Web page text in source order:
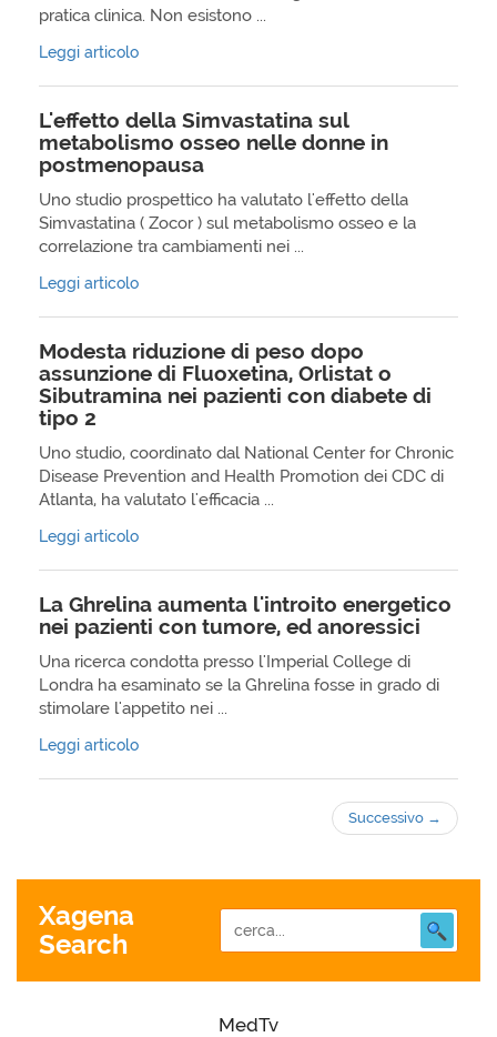
pratica clinica. Non esistono ...
Leggi articolo
L'effetto della Simvastatina sul
metabolismo osseo nelle donne in
postmenopausa
Uno studio prospettico ha valutato l'effetto della
Simvastatina ( Zocor ) sul metabolismo osseo e la
correlazione tra cambiamenti nei ...
Leggi articolo
Modesta riduzione di peso dopo
assunzione di Fluoxetina, Orlistat o
Sibutramina nei pazienti con diabete di
tipo 2
Uno studio, coordinato dal National Center for Chronic
Disease Prevention and Health Promotion dei CDC di
Atlanta, ha valutato l'efficacia ...
Leggi articolo
La Ghrelina aumenta l'introito energetico
nei pazienti con tumore, ed anoressici
Una ricerca condotta presso l'Imperial College di
Londra ha esaminato se la Ghrelina fosse in grado di
stimolare l'appetito nei ...
Leggi articolo
Successivo →
Xagena
Search
MedTv